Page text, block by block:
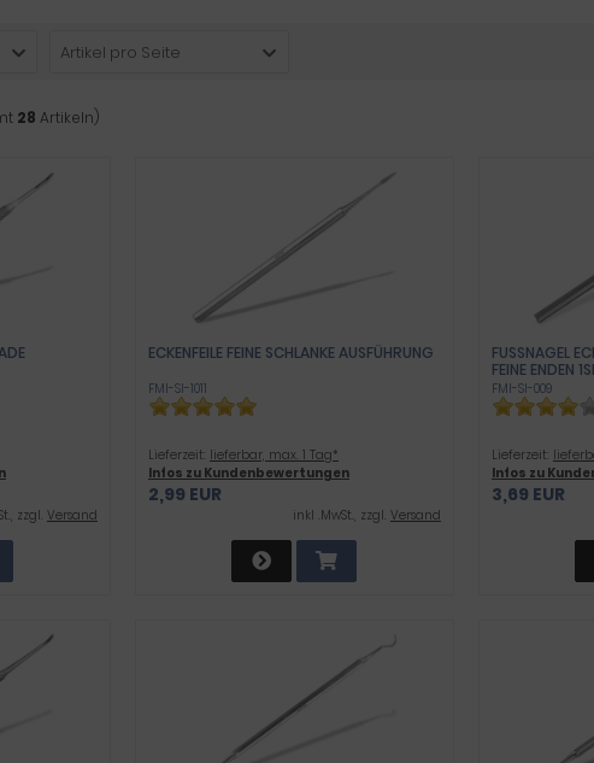
Artikel pro Seite
28 Artikeln)
zzgl. Versand
ECKENFEILE FEINE SCHLANKE AUSFÜHRUNG
FMI-SI-1011
Lieferzeit: lieferbar, max. 1 Tag*
Infos zu Kundenbewertungen
2,99 EUR
inkl .MwSt., zzgl. Versand
FUSSNAGEL
INE ENDEN
FMI-SI-009
Lieferzeit:
Infos zu
3,69 EUR